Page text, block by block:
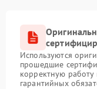
Используются
прошедшие
корректную
гарантийных